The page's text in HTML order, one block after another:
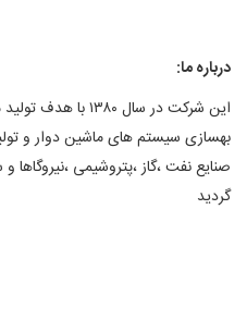
ما:
این شرکت در سال ۱۳۸۰ با هدف
سیستم های ماشین دوار و تولید
،گاز ،پتروشیمی ،نیروگاها و سایر